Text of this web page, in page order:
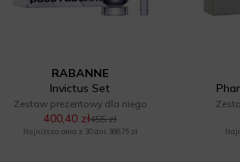
RABANNE
Invictus Set
Zestaw prezentowy dla niego
400,40 zł455 zł
Najniższa cena z 30 dni: 386,75 zł